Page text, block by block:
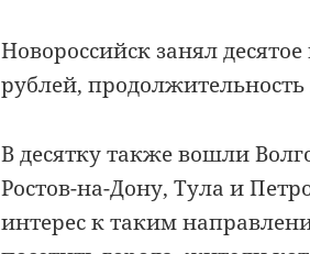
Новороссийск занял
рублей,
В десятку также вошли
Ростов-на-Дону, Тула и
интерес к таким